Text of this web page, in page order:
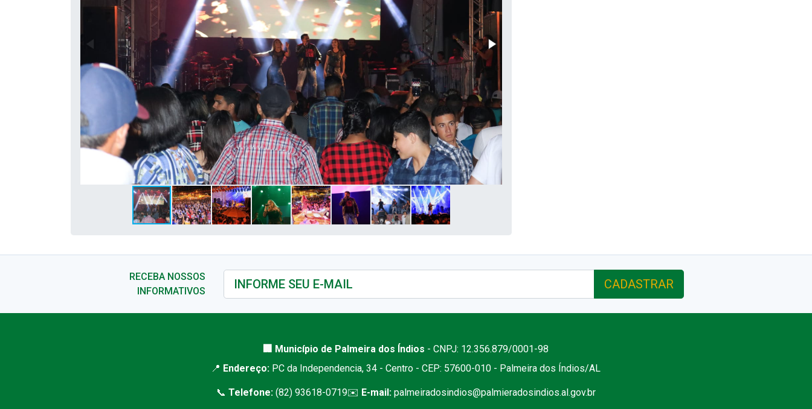
RECEBA NOSSOS
INFORMATIVOS
CADASTRAR
🏢 Município de Palmeira dos Índios - CNPJ: 12.356.879/0001-98
📍 Endereço: PC da Independencia, 34 - Centro - CEP: 57600-010 - Palmeira dos Índios/AL
📞 Telefone:(82) 93618-0719✉️ E-mail: palmeiradosindios@palmieradosindios.al.gov.br